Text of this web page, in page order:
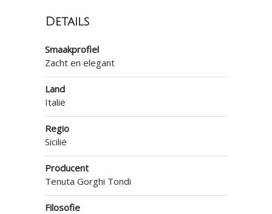
Details
Smaakprofiel
Zacht en elegant
Land
Italië
Regio
Sicilië
Producent
Tenuta Gorghi Tondi
Filosofie